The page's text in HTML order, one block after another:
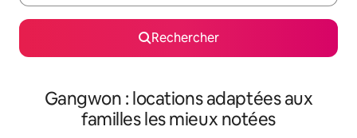
Rechercher
Gangwon : locations adaptées aux
familles les mieux notées